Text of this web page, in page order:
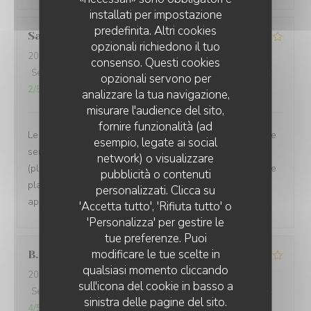
installati per impostazione
predefinita. Altri cookies
opzionali richiedono il tuo
consenso. Questi cookies
opzionali servono per
analizzare la tua navigazione,
misurare l'audience del sito,
fornire funzionalità (ad
esempio, legate ai social
network) o visualizzare
pubblicità o contenuti
personalizzati. Clicca su
'Accetta tutto', 'Rifiuta tutto' o
'Personalizza' per gestire le
tue preferenze. Puoi
modificare le tue scelte in
qualsiasi momento cliccando
sull'icona del cookie in basso a
sinistra delle pagine del sito.
Sandrine
2026-08-01
- 20:00 - Ospiti 5
Servizio
Atmosfera /5 Cucina Qualità / Prezzo
2/5
Le cadre est magnifique, dehors comme à l'intérieur et le
service est attentionné. Toutefois, la cuisine n'est pas
(plus) à la hauteur et nous avons eu des changement de
plats de la formule sans nous prévenir avant de nous
apporter les assiettes.
B
2026-08-03
- 19:45 - Ospiti 2
Servizio
/5 Atmosfera: 5/5 Cucina : 4 /5 Qualità / Prezzo
4/5